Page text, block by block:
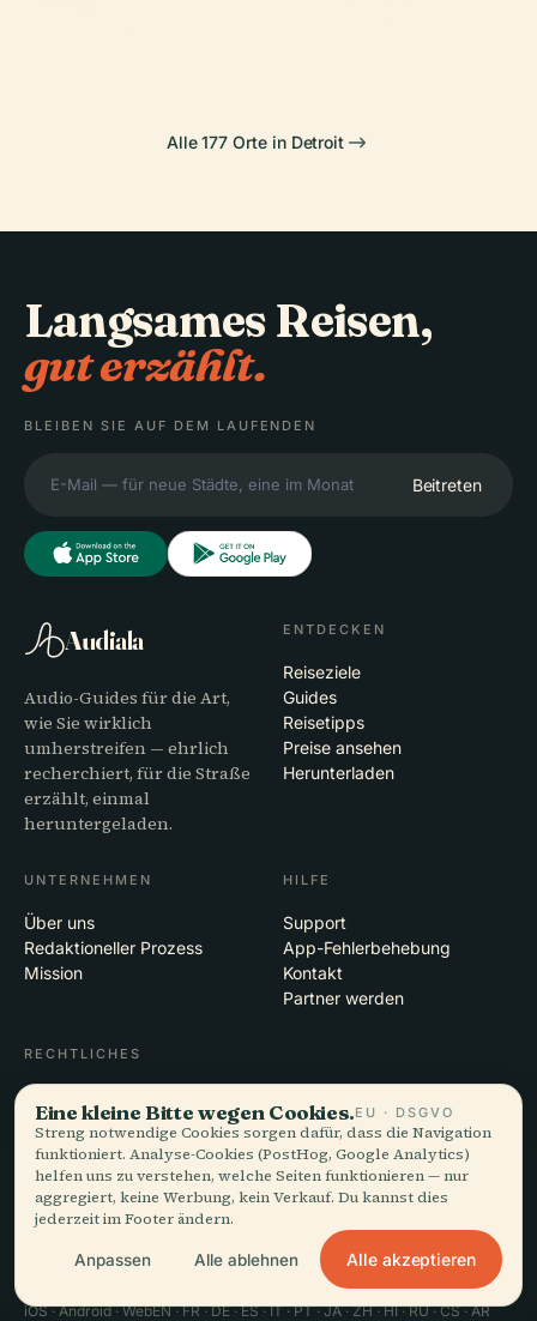
Alle 177 Orte in Detroit
Langsames Reisen,
gut erzählt.
BLEIBEN SIE AUF DEM LAUFENDEN
Beitreten
Audiala
Audio-Guides für die Art,
wie Sie wirklich
umherstreifen — ehrlich
recherchiert, für die Straße
erzählt, einmal
heruntergeladen.
ENTDECKEN
Reiseziele
Guides
Reisetipps
Preise ansehen
Herunterladen
UNTERNEHMEN
Über uns
Redaktioneller Prozess
Mission
HILFE
Support
App-Fehlerbehebung
Kontakt
Partner werden
RECHTLICHES
AGB
Cookie-Einstellungen
Konto löschen
© 2026 Audiala · Gemacht in Morges, Schweiz, unterwegs und in den
iOS · Android · WebEN · FR · DE · ES · IT · PT · JA · ZH · HI · RU · CS · AR
Eine kleine Bitte wegen Cookies.EU · DSGVO
Streng notwendige Cookies sorgen dafür, dass die Navigation
funktioniert. Analyse-Cookies (PostHog, Google Analytics)
helfen uns zu verstehen, welche Seiten funktionieren — nur
aggregiert, keine Werbung, kein Verkauf. Du kannst dies
jederzeit im Footer ändern.
Anpassen Alle ablehnen Alle akzeptieren